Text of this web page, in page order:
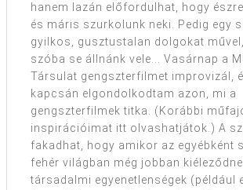
hanem lazán előfordulhat, hogy
és máris szurkolunk neki. Pedig egy
gyilkos, gusztustalan dolgokat
szóba se állnánk vele... Vasárnap a
Társulat gengszterfilmet improvizál,
kapcsán elgondolkodtam azon, mi a
gengszterfilmek titka. (Korábbi
inspirációimat itt olvashatjátok.) A
fakadhat, hogy amikor az egyébként
fehér világban még jobban
társadalmi egyenetlenségek (például